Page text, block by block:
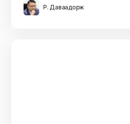
Р. Даваадорж